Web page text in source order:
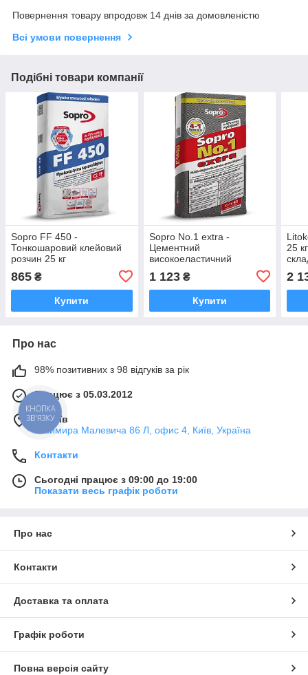
Повернення товару впродовж 14 днів за домовленістю
Всі умови повернення
Подібні товари компанії
Sopro FF 450 -
Тонкошаровий клейовий
розчин 25 кг
865 ₴
Купити
Sopro No.1 extra -
Цементний
високоеластичний
клейовий розчин S1 22,5
кг
1 123₴
Купити
25
2
Про нас
98% позитивних з 98 відгуків за рік
Працює з 05.03.2012
м. Київ
Казимира Малевича 86 Л, офис 4, Київ, Україна
Контакти
Сьогодні працює з 09:00 до 19:00
Показати весь графік роботи
Про нас
Контакти
Доставка та оплата
Графік роботи
Повна версія сайту